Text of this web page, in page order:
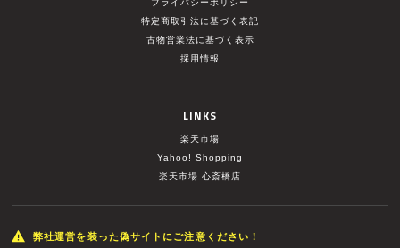
特定商取引法に基づく表記
古物営業法に基づく表示
採用情報
LINKS
楽天市場
Yahoo! Shopping
楽天市場 心斎橋店
弊社運営を装った偽サイトにご注意ください！